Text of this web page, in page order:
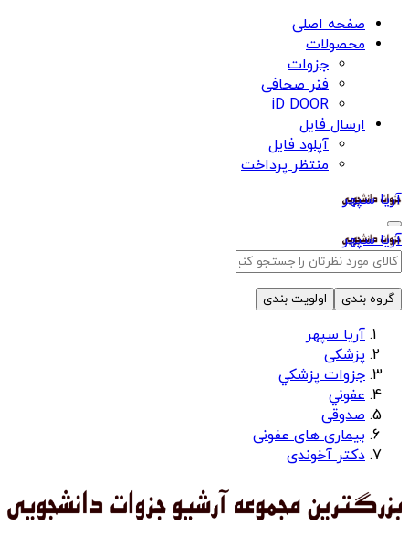
صفحه اصلی
محصولات
جزوات
فنر صحافی
iD DOOR
ارسال فایل
آپلود فایل
منتظر پرداخت
آریا سپهر
آریا سپهر
گروه بندی اولویت بندی
آریا سپهر
پزشکی
جزوات پزشكي
عفوني
صدوقی
بیماری های عفونی
دکتر آخوندی